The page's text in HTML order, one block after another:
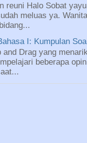
reuni Halo Sobat
meluas ya.
I: Kumpulan
and Drag yang
beberapa